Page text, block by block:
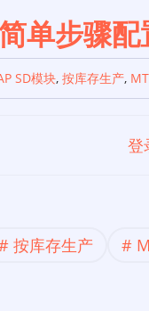
单步骤
SD模块, 按库存生产,
登
按库存生产